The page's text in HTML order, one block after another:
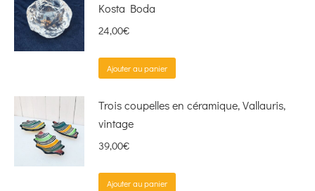
Kosta Boda
24,00€
Ajouter au panier
Trois coupelles en céramique, Vallauris,
vintage
39,00€
Ajouter au panier